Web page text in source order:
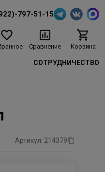
797-51-15
Сравнение Корзина
СОТРУДНИЧЕСТВО
Артикул: 214379